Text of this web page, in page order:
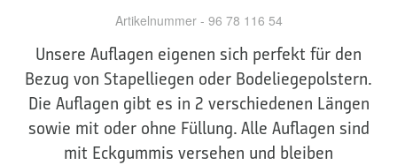
Artikelnummer - 96 78 116 54
Unsere Auflagen eigenen sich perfekt für den
Bezug von Stapelliegen oder Bodeliegepolstern.
Die Auflagen gibt es in 2 verschiedenen Längen
sowie mit oder ohne Füllung. Alle Auflagen sind
mit Eckgummis versehen und bleiben